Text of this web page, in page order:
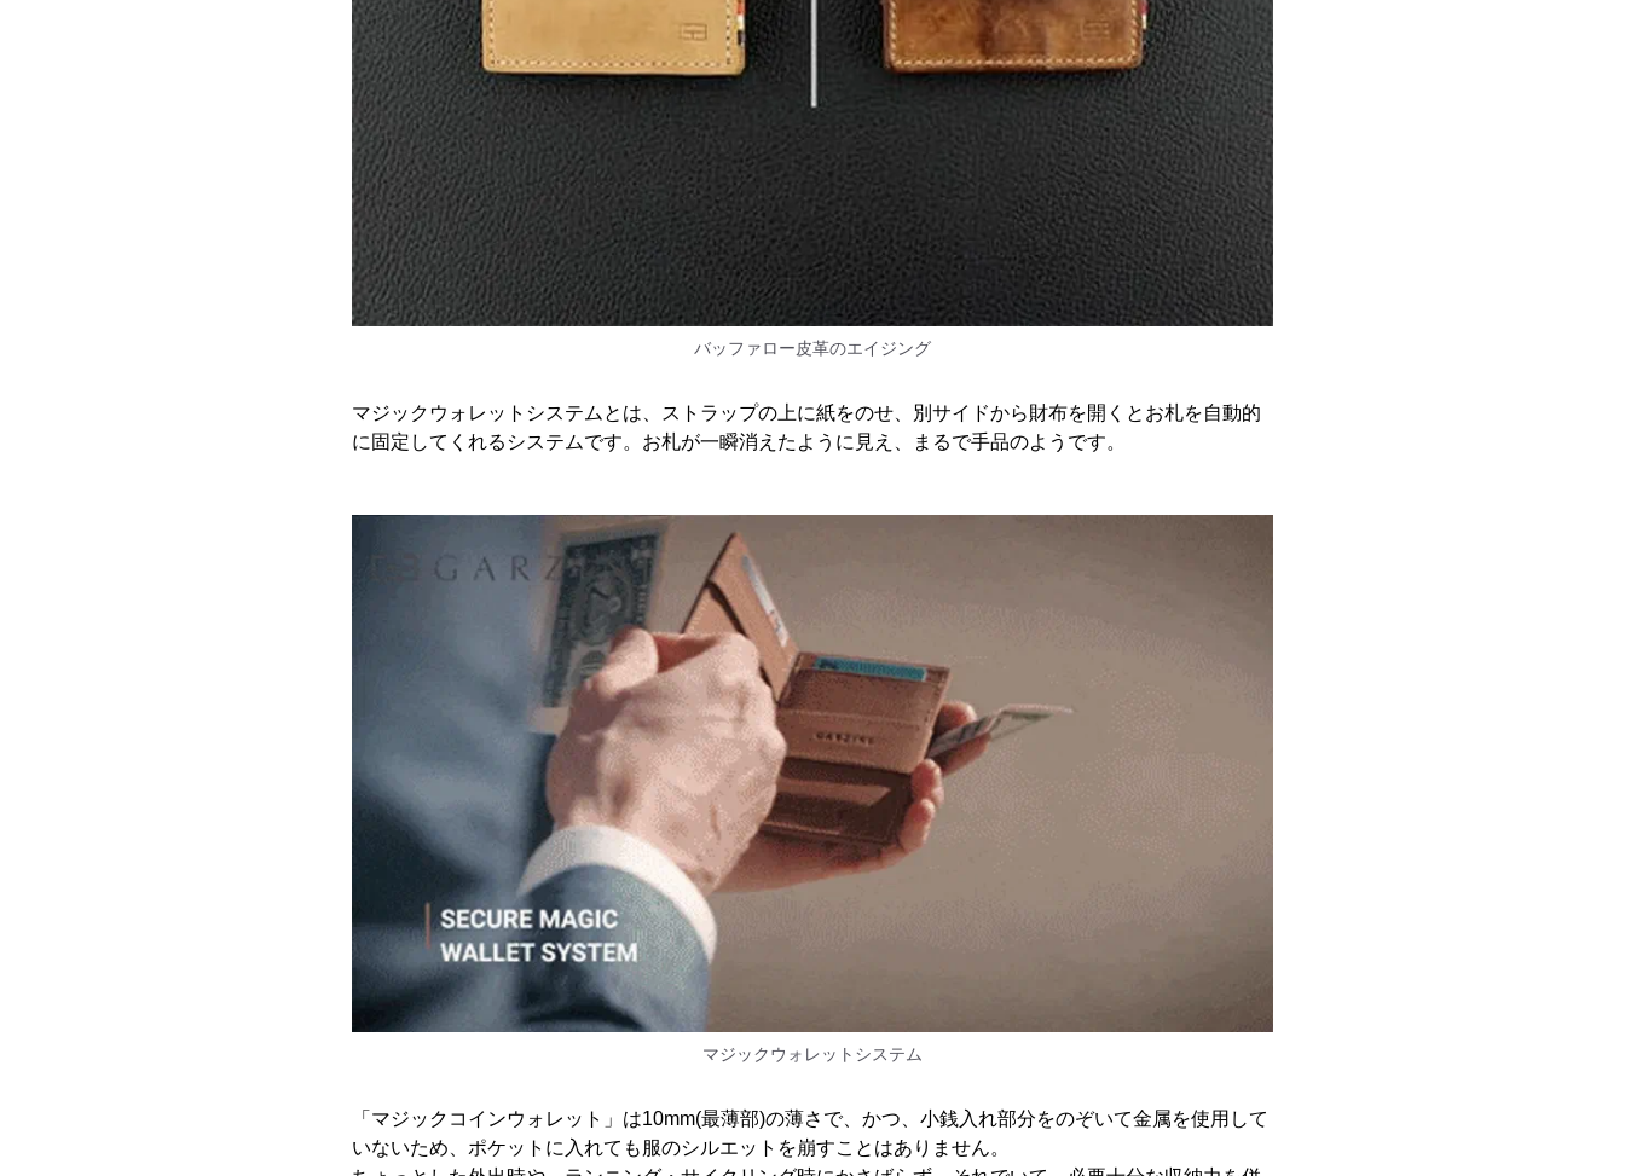
バッファロー皮革のエイジング
マジックウォレットシステムとは、ストラップの上に紙をのせ、別サイドから財布を開くとお札を自動的
に固定してくれるシステムです。お札が一瞬消えたように見え、まるで手品のようです。
マジックウォレットシステム
「マジックコインウォレット」は10mm(最薄部)の薄さで、かつ、小銭入れ部分をのぞいて金属を使用して
いないため、ポケットに入れても服のシルエットを崩すことはありません。